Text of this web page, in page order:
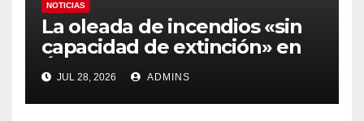
NOTICIAS
La oleada de incendios «sin
capacidad de extinción» en
Ávila y al oeste de Madrid
obliga a declarar la
emergencia nacional
JUL 28, 2026 ADMINS